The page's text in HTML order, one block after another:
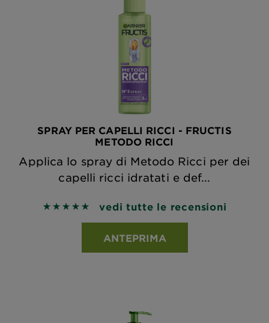
SPRAY PER CAPELLI RICCI - FRUCTIS
METODO RICCI
Applica lo spray di Metodo Ricci per dei
capelli ricci idratati e def...
5 out of 5 stars based on reviews
vedi tutte le recensioni
ANTEPRIMA